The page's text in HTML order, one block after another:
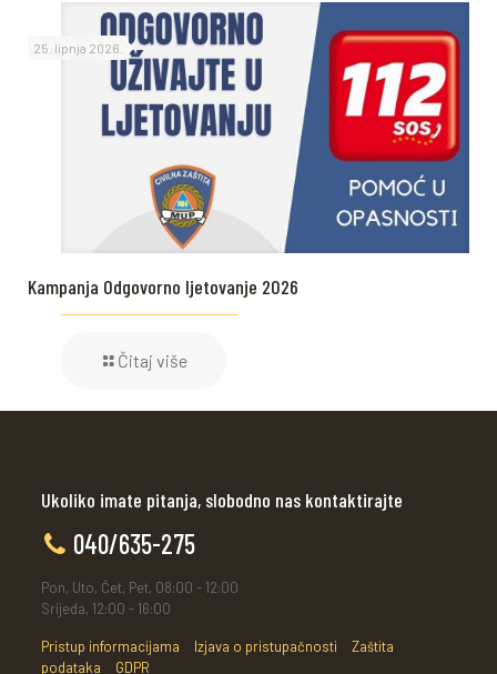
25. lipnja 2026.
Kampanja Odgovorno ljetovanje 2026
Čitaj više
Ukoliko imate pitanja, slobodno nas kontaktirajte
040/635-275
Pon, Uto, Čet, Pet, 08:00 - 12:00
Srijeda, 12:00 - 16:00
Pristup informacijama Izjava o pristupačnosti
Zaštita
podataka
GDPR